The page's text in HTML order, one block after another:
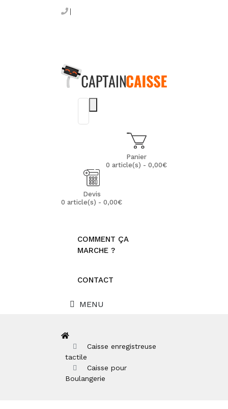
Panier
0 article(s) - 0,00€
Devis
0 article(s) - 0,00€
COMMENT ÇA
MARCHE ?
CONTACT
MENU
Caisse enregistreuse
tactile
Caisse pour
Boulangerie